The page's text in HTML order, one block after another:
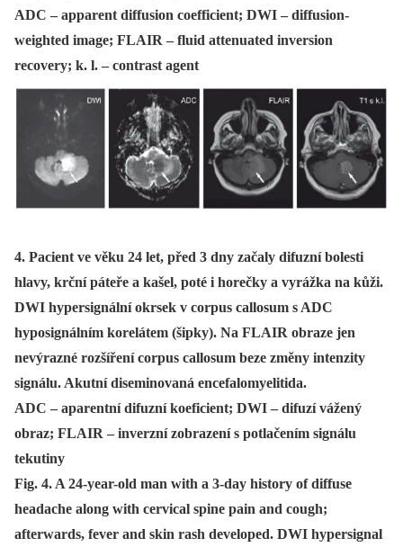
ADC – apparent diffusion coefficient; DWI – diffusion-
weighted image; FLAIR – fluid attenuated inversion
recovery; k. l. – contrast agent
4. Pacient ve věku 24 let, před 3 dny začaly difuzní bolesti
hlavy, krční páteře a kašel, poté i horečky a vyrážka na kůži.
DWI hypersignální okrsek v corpus callosum s ADC
hyposignálním korelátem (šipky). Na FLAIR obraze jen
nevýrazné rozšíření corpus callosum beze změny intenzity
signálu. Akutní diseminovaná encefalomyelitida.
ADC – aparentní difuzní koeficient; DWI – difuzí vážený
obraz; FLAIR – inverzní zobrazení s potlačením signálu
tekutiny
Fig. 4. A 24-year-old man with a 3-day history of diffuse
headache along with cervical spine pain and cough;
afterwards, fever and skin rash developed. DWI hypersignal